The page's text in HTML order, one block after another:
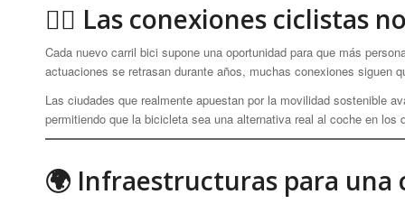
🚴‍♀️ Las conexiones ciclistas
Cada nuevo carril bici supone una oportunidad para que más
actuaciones se retrasan durante años, muchas conexiones siguen
Las ciudades que realmente apuestan por la movilidad sostenible
permitiendo que la bicicleta sea una alternativa real al coche en los
🌍 Infraestructuras para una